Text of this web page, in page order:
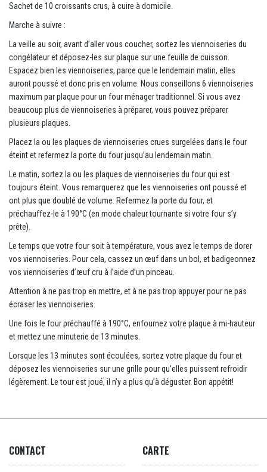
Sachet de 10 croissants crus, à cuire à domicile.
Marche à suivre :
La veille au soir, avant d’aller vous coucher, sortez les viennoiseries du
congélateur et déposez-les sur plaque sur une feuille de cuisson.
Espacez bien les viennoiseries, parce que le lendemain matin, elles
auront poussé et donc pris en volume. Nous conseillons 6 viennoiseries
maximum par plaque pour un four ménager traditionnel. Si vous avez
beaucoup plus de viennoiseries à préparer, vous pouvez préparer
plusieurs plaques.
Placez la ou les plaques de viennoiseries crues surgelées dans le four
éteint et refermez la porte du four jusqu’au lendemain matin.
Le matin, sortez la ou les plaques de viennoiseries du four qui est
toujours éteint. Vous remarquerez que les viennoiseries ont poussé et
ont plus que doublé de volume. Refermez la porte du four, et
préchauffez-le à 190°C (en mode chaleur tournante si votre four s’y
prête).
Le temps que votre four soit à température, vous avez le temps de dorer
vos viennoiseries. Pour cela, cassez un œuf dans un bol, et badigeonnez
vos viennoiseries d’œuf cru à l’aide d’un pinceau.
Attention à ne pas trop en mettre, et à ne pas trop appuyer pour ne pas
écraser les viennoiseries.
Une fois le four préchauffé à 190°C, enfournez votre plaque à mi-hauteur
et mettez une minuterie de 13 minutes.
Lorsque les 13 minutes sont écoulées, sortez votre plaque du four et
déposez les viennoiseries sur une grille pour qu’elles puissent refroidir
légèrement. Le tour est joué, il n’y a plus qu’à déguster. Bon appétit!
CONTACT CARTE